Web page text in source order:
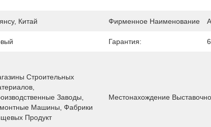
Китай Фирменное Наименование
Гарантия:
Строительных
Заводы,
Машины, Фабрики
Продукт
Местонахождение